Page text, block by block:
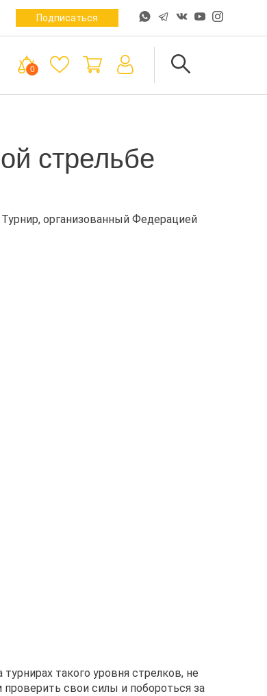
Подписаться
0
стрельбе
организованный Федерацией
такого уровня стрелков, не
свои силы и побороться за